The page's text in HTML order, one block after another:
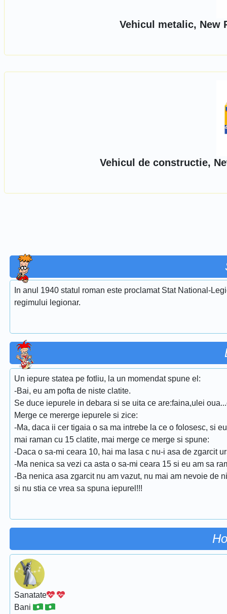
Vehicul metalic, New
Vehicul de constructie,
In anul 1940 statul roman este proclamat Stat National-
regimului legionar.
Un iepure statea pe fotliu, la un momendat spune el:
-Bai, eu am pofta de niste clatite.
Se duce iepurele in debara si se uita ce are:faina,ulei
Merge ce mererge iepurele si zice:
-Ma, daca ii cer tigaia o sa ma intrebe la ce o folosesc, si
mai raman cu 15 clatite, mai merge ce merge si spune:
-Daca o sa-mi ceara 10, hai ma lasa c nu-i asa de zgarcit
-Ma nenica sa vezi ca asta o sa-mi ceara 15 si eu am sa
-Ba nenica asa zgarcit nu am vazut, nu mai am nevoie de
si nu stia ce vrea sa spuna iepurel!!!
Sanatate
Bani